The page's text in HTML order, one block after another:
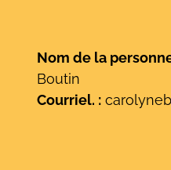
Nom de la
Boutin
Courriel. :